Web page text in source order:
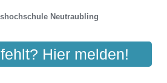
Neutraubling
LAND
Hier melden!